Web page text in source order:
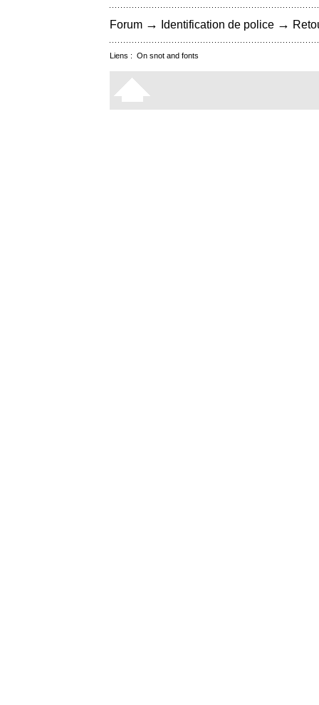
Forum → Identification de police →
Liens : On snot and fonts